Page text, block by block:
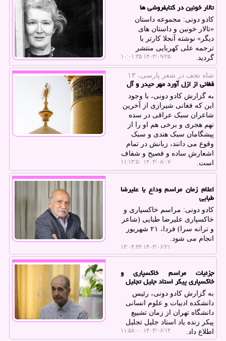
تالار خونین در کتابفروشی ها
کادو دونی: مجموعه داستان
«تالار خونین و داستان های
دیگر» نوشته آنجلا کارتر با
ترجمه علی کهربایی منتشر
گردید.
۱۴۰۳/۰۹/۲۵ ۱۰:۰۱:۳۵
شاه نجف در شعر پارسی، ۱۳
فغانی از ازل آورد مهر حیدر و آل
به گزارش کادو دونی، با وجود
این که فغانی شیرازی از آخرین
شاعران سبک عراقی در سده
نهم هجری و برخی هم او را از
پیشگامان سبک هندی و سبک
وقوع می دانند، زبانش در تمام
اشعارش ساده و فصیح و شفاف
است.
۱۴۰۳/۰۸/۰۷ ۱۱:۱۳:۵۰
اعلام زمان مراسم وداع با علیرضا
طبایی
کادو دونی: مراسم خاکسپاری و
خاکسپاری علیرضا طبایی (شاعر
و ترانه سرا) فردا، ۲۱ شهریور
انجام می شود.
۱۴۰۳/۰۶/۲۱ ۱۳:۰۴:۴۴
جزئیات مراسم خاکسپاری و
خاکسپاری پیکر استاد جلیل تجلیل
به گزارش کادو دونی، رئیس
دانشکده ادبیات و علوم انسانی
دانشگاه تهران از زمان تشییع
پیکر زنده یاد استاد جلیل تجلیل
اطلاع داد.
۱۴۰۳/۰۶/۱۴ ۱۱:۵۸:۰۰